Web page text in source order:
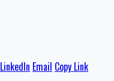
LinkedIn Email Copy Link